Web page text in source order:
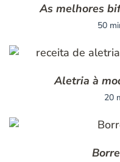
As melhores
50
Aletria à
20